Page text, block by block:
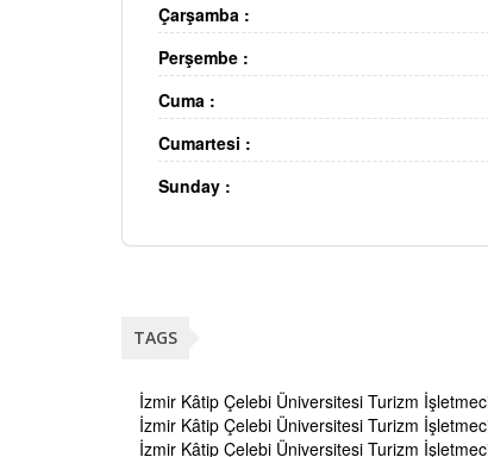
Çarşamba :
Perşembe :
Cuma :
Cumartesi :
Sunday :
TAGS
İzmir Kâtip Çelebi Üniversitesi Turizm
İzmir Kâtip Çelebi Üniversitesi Turizm
İzmir Kâtip Çelebi Üniversitesi Turizm